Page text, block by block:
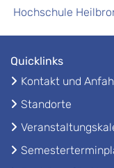
Hochschule
Quicklinks
Kontakt und
Standorte